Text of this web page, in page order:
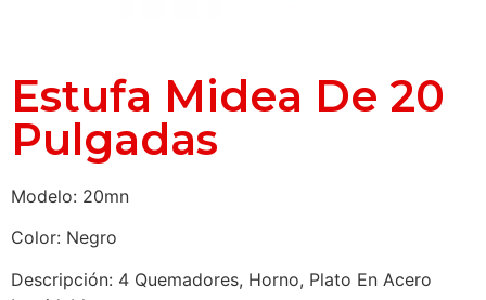
Estufa Midea De 20
Pulgadas
Modelo: 20mn
Color: Negro
Descripción: 4 Quemadores, Horno, Plato En Acero